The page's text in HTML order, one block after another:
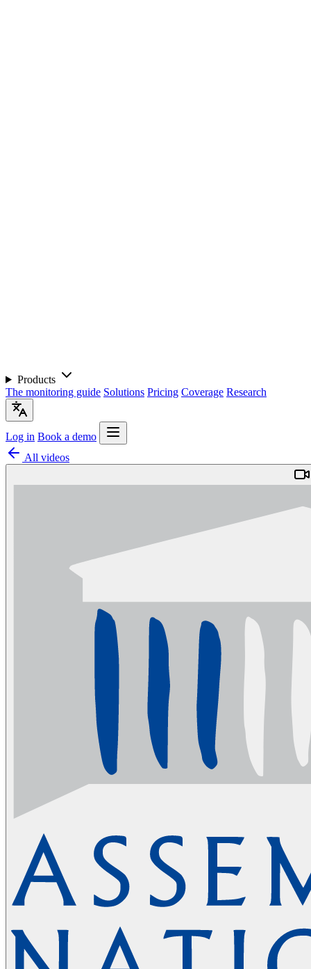
Products
The monitoring guide Solutions Pricing Coverage Research
Log in Book a demo
All videos